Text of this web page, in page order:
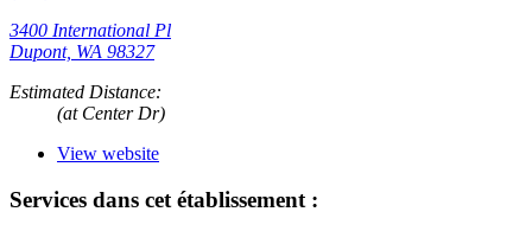
3400 International Pl
Dupont, WA 98327
Estimated Distance:
(at Center Dr)
View website
Services dans cet établissement :